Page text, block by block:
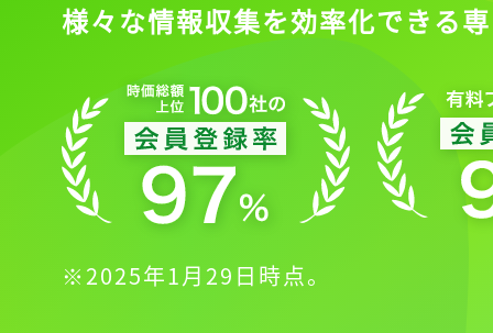
様々な情報収集を効率化できる
※2025年1月29日時点。